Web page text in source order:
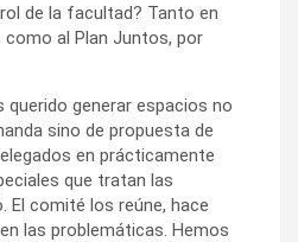
de la facultad? Tanto en
al Plan Juntos, por
generar espacios no
sino de propuesta de
en prácticamente
que tratan las
El comité los reúne, hace
las problemáticas. Hemos